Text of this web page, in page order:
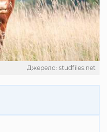
Джерело: studfiles.net